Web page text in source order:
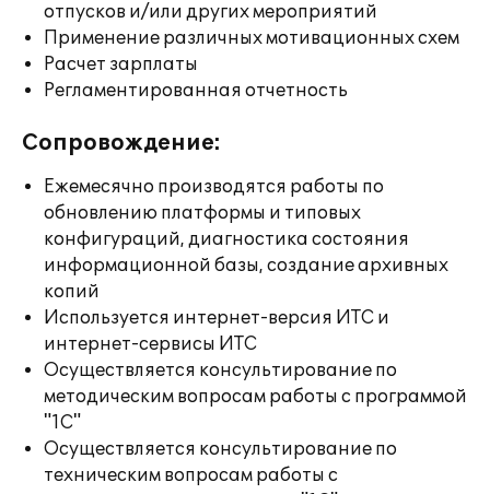
отпусков и/или других мероприятий
Применение различных мотивационных схем
Расчет зарплаты
Регламентированная отчетность
Сопровождение:
Ежемесячно производятся работы по
обновлению платформы и типовых
конфигураций, диагностика состояния
информационной базы, создание архивных
копий
Используется интернет-версия ИТС и
интернет-сервисы ИТС
Осуществляется консультирование по
методическим вопросам работы с программой
"1С"
Осуществляется консультирование по
техническим вопросам работы с